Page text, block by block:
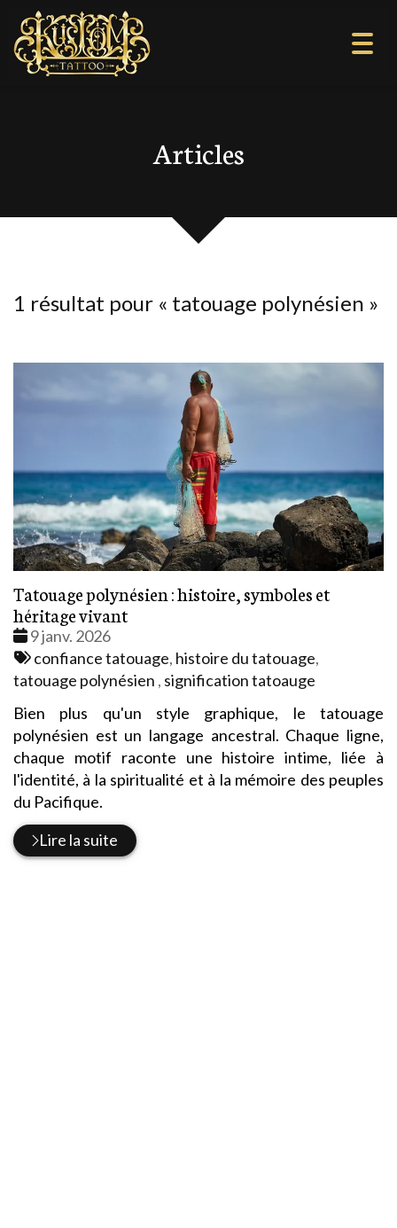
Articles
1 résultat pour « tatouage polynésien »
Tatouage polynésien : histoire, symboles et
héritage vivant
Date
:
9 janv. 2026
Tags
:
confiance tatouage, histoire du tatouage,
tatouage polynésien , signification tatoauge
Bien plus qu'un style graphique, le tatouage
polynésien est un langage ancestral. Chaque ligne,
chaque motif raconte une histoire intime, liée à
l'identité, à la spiritualité et à la mémoire des peuples
du Pacifique.
Lire la suite